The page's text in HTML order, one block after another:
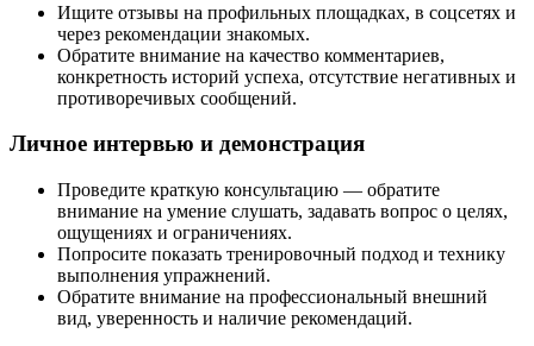
Ищите отзывы на профильных площадках, в соцсетях и
через рекомендации знакомых.
Обратите внимание на качество комментариев,
конкретность историй успеха, отсутствие негативных и
противоречивых сообщений.
Личное интервью и демонстрация
Проведите краткую консультацию — обратите
внимание на умение слушать, задавать вопрос о целях,
ощущениях и ограничениях.
Попросите показать тренировочный подход и технику
выполнения упражнений.
Обратите внимание на профессиональный внешний
вид, уверенность и наличие рекомендаций.